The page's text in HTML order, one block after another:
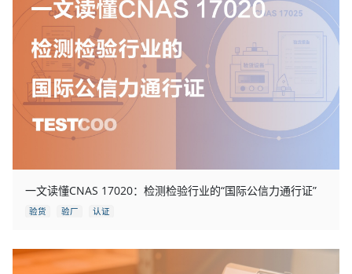
一文读懂CNAS 17020：检测检验行业的“国际公信力通行证”
验货 验厂 认证